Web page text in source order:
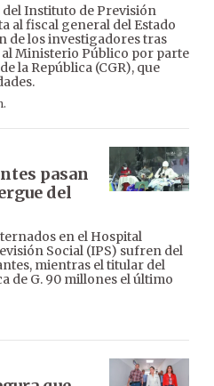
Instituto de Previsión
al fiscal general del Estado
de los investigadores tras
Ministerio Público por parte
la República (CGR), que
pasan
del
en el Hospital
Social (IPS) sufren del
mientras el titular del
de G. 90 millones el último